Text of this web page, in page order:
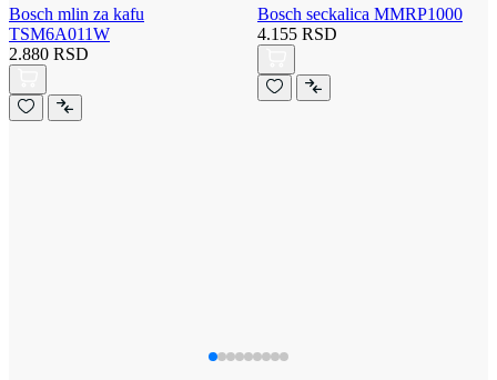
Bosch mlin za kafu
TSM6A011W
2.880 RSD
Bosch seckalica MMRP1000
4.155 RSD